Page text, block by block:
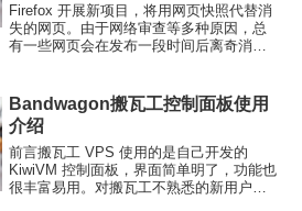
Firefox 开展新项目，将用网页快照代替消
失的网页。由于网络审查等多种原因，总
有一些网页会在发布一段时间后离奇消
Cache），以便用户查询失效网页内容，
但这...
Bandwagon搬瓦工控制面板使用
介绍
前言搬瓦工 VPS 使用的是自己开发的
KiwiVM 控制面板，界面简单明了，功能也
很丰富易用。对搬瓦工不熟悉的新用户可